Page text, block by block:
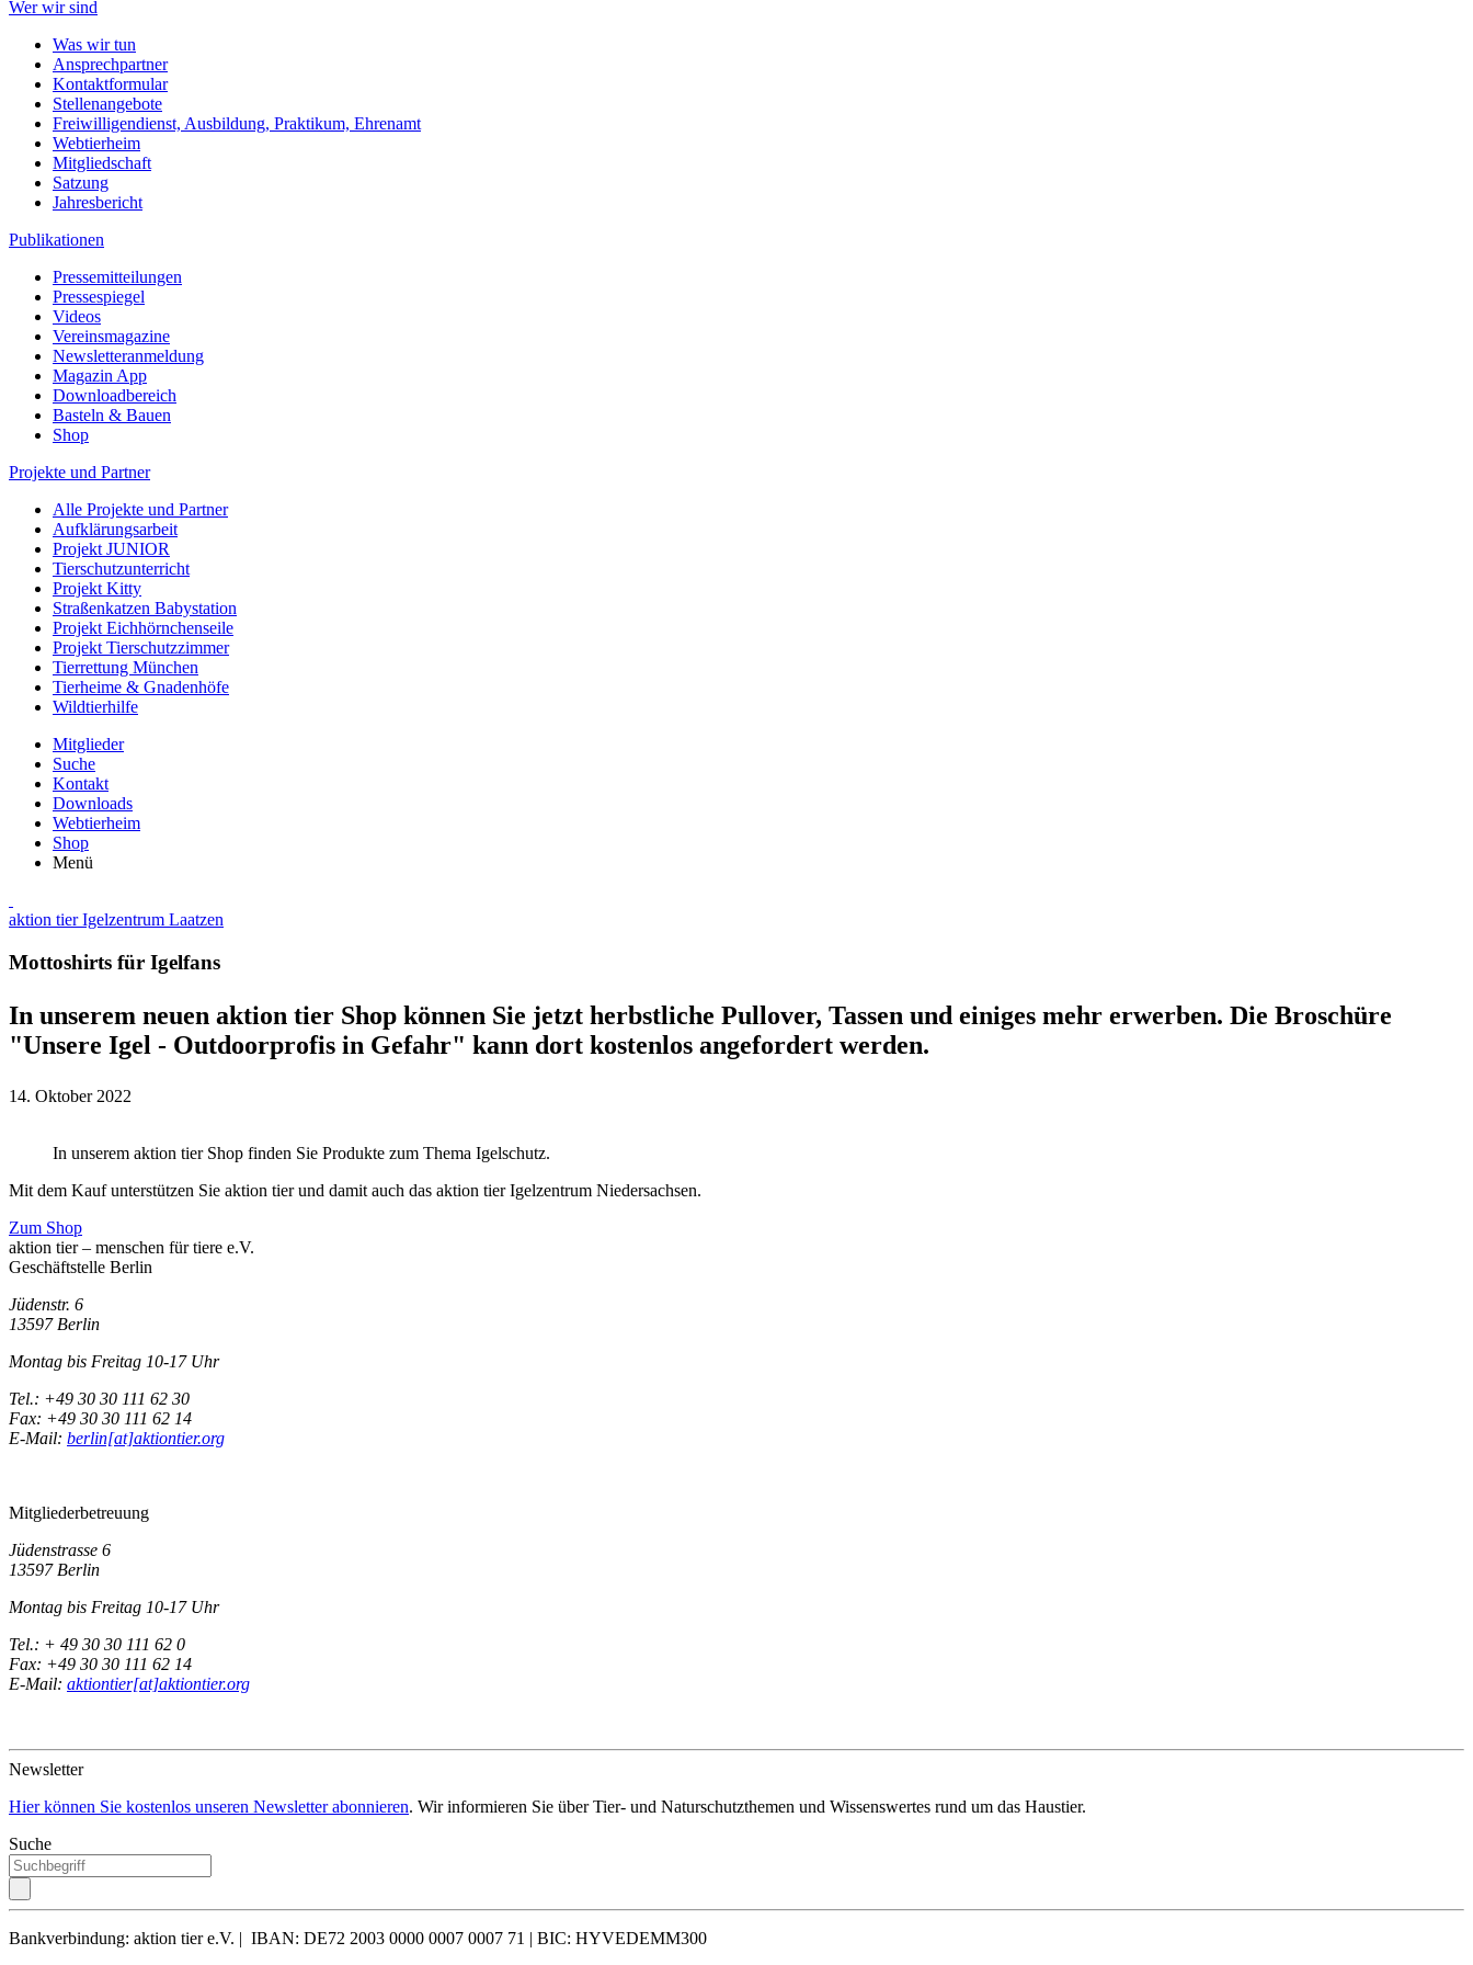
Wer wir sind
Was wir tun
Ansprechpartner
Kontaktformular
Stellenangebote
Freiwilligendienst, Ausbildung, Praktikum, Ehrenamt
Webtierheim
Mitgliedschaft
Satzung
Jahresbericht
Publikationen
Pressemitteilungen
Pressespiegel
Videos
Vereinsmagazine
Newsletteranmeldung
Magazin App
Downloadbereich
Basteln & Bauen
Shop
Projekte und Partner
Alle Projekte und Partner
Aufklärungsarbeit
Projekt JUNIOR
Tierschutzunterricht
Projekt Kitty
Straßenkatzen Babystation
Projekt Eichhörnchenseile
Projekt Tierschutzzimmer
Tierrettung München
Tierheime & Gnadenhöfe
Wildtierhilfe
Mitglieder
Suche
Kontakt
Downloads
Webtierheim
Shop
Menü
aktion tier Igelzentrum Laatzen
Mottoshirts für Igelfans
In unserem neuen aktion tier Shop können Sie jetzt herbstliche Pullover, Tassen und einiges mehr erwerben. Die Broschüre
"Unsere Igel - Outdoorprofis in Gefahr" kann dort kostenlos angefordert werden.
14. Oktober 2022
In unserem aktion tier Shop finden Sie Produkte zum Thema Igelschutz.
Mit dem Kauf unterstützen Sie aktion tier und damit auch das aktion tier Igelzentrum Niedersachsen.
Zum Shop
aktion tier – menschen für tiere e.V.
Geschäftstelle Berlin
Jüdenstr. 6
13597 Berlin
Montag bis Freitag 10-17 Uhr
Tel.: +49 30 30 111 62 30
Fax: +49 30 30 111 62 14
E-Mail: berlin[at]aktiontier.org
Mitgliederbetreuung
Jüdenstrasse 6
13597 Berlin
Montag bis Freitag 10-17 Uhr
Tel.: + 49 30 30 111 62 0
Fax: +49 30 30 111 62 14
E-Mail: aktiontier[at]aktiontier.org
Newsletter
Hier können Sie kostenlos unseren Newsletter abonnieren. Wir informieren Sie über Tier- und Naturschutzthemen und Wissenswertes rund um das Haustier.
Suche
Bankverbindung: aktion tier e.V. | IBAN: DE72 2003 0000 0007 0007 71 | BIC: HYVEDEMM300